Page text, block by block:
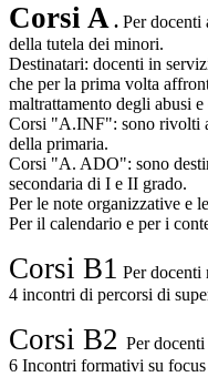
Corsi A . Per docenti
della tutela dei minori.
Destinatari: docenti in
che per la prima volta
maltrattamento degli abusi
Corsi "A.INF": sono rivolti
della primaria.
Corsi "A. ADO": sono
secondaria di I e II grado.
Per le note organizzative e
Per il calendario e per i
Corsi B1 Per docenti
4 incontri di percorsi di
Corsi B2 Per
6 Incontri formativi su focus